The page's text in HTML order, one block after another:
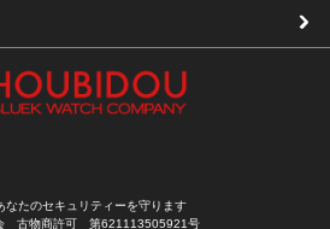
なたのセキュリティーを守ります
古物商許可 第621113505921号